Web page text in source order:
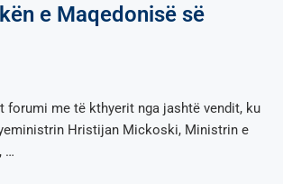
e Maqedonisë së
forumi me të kthyerit nga jashtë vendit, ku
Hristijan Mickoski, Ministrin e
…